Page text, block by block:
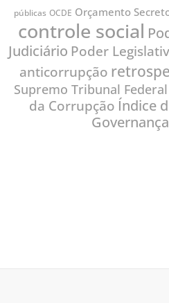
públicas OCDE Orçamento
controle social
Judiciário Poder
anticorrupção
Supremo Tribunal Federal
da Corrupção Índice